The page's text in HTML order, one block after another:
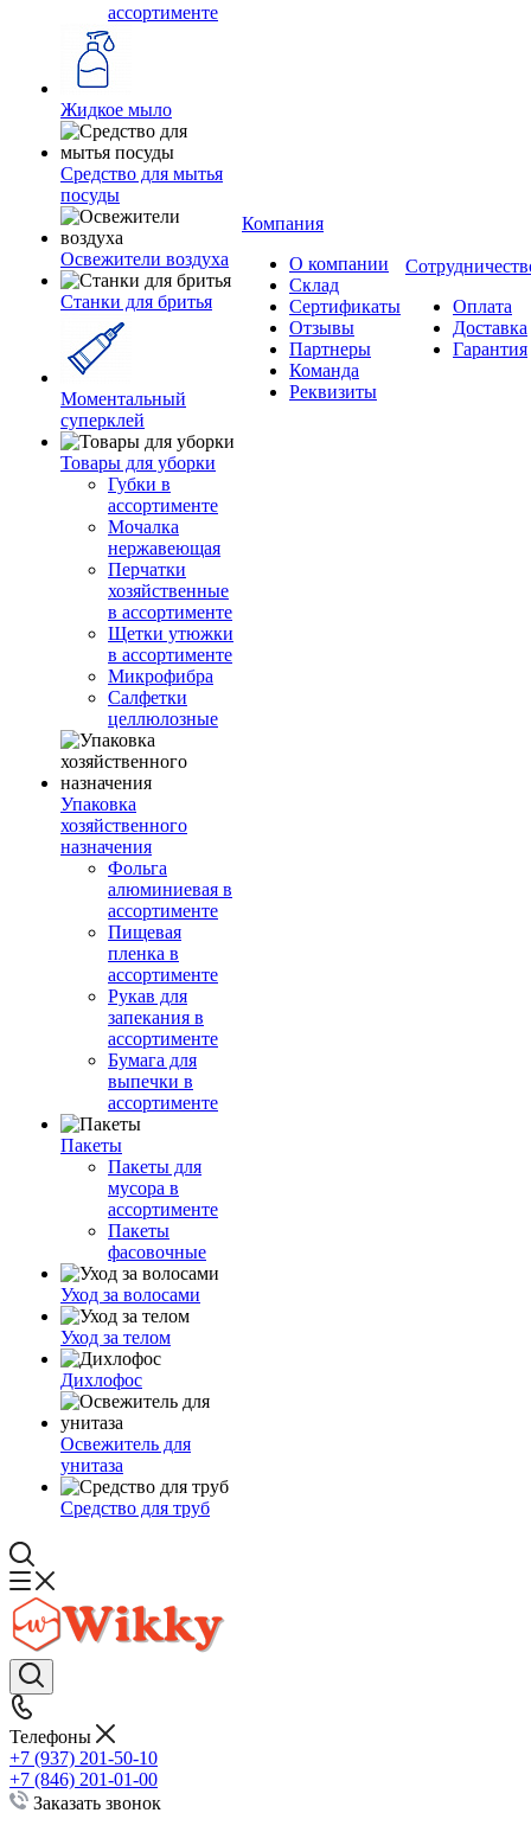
ассортименте
Жидкое мыло
Средство для мытья
посуды
Освежители воздуха
Станки для бритья
Моментальный
суперклей
Товары для уборки
Губки в
ассортименте
Мочалка
нержавеющая
Перчатки
хозяйственные
в ассортименте
Щетки утюжки
в ассортименте
Микрофибра
Салфетки
целлюлозные
Упаковка
хозяйственного
назначения
Фольга
алюминиевая в
ассортименте
Пищевая
пленка в
ассортименте
Рукав для
запекания в
ассортименте
Бумага для
выпечки в
ассортименте
Пакеты
Пакеты для
мусора в
ассортименте
Пакеты
фасовочные
Уход за волосами
Уход за телом
Дихлофос
Освежитель для
унитаза
Средство для труб
Компания
О компании
Склад
Сертификаты
Отзывы
Партнеры
Команда
Реквизиты
Оплата
Доставка
Гарантия
Телефоны
+7 (937) 201-50-10
+7 (846) 201-01-00
Заказать звонок